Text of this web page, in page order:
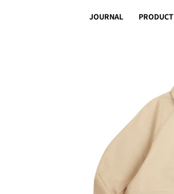
JOURNAL PRODUCT